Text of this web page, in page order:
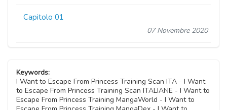
Capitolo 01
07 Novembre 2020
Keywords:
I Want to Escape From Princess Training Scan ITA - I Want
to Escape From Princess Training Scan ITALIANE - I Want to
Escape From Princess Training MangaWorld - I Want to